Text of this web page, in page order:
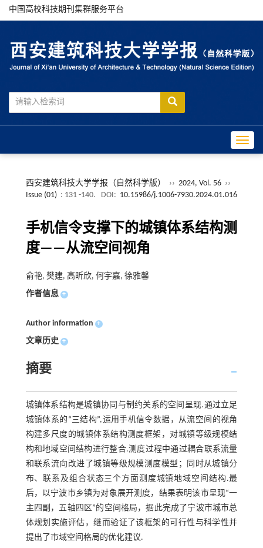
中国高校科技期刊集群服务平台
西安建筑科技大学学报（自然科学版） ›› 2024, Vol. 56 ››
Issue (01) : 131 -140. DOI: 10.15986/j.1006-7930.2024.01.016
手机信令支撑下的城镇体系结构测
度——从流空间视角
俞艳, 樊建, 高昕欣, 何宇嘉, 徐雅馨
作者信息 +
Author information +
文章历史 +
摘要
城镇体系结构是城镇协同与制约关系的空间呈现.通过立足
城镇体系的“三结构”,运用手机信令数据，从流空间的视角
构建多尺度的城镇体系结构测度框架，对城镇等级规模结
构和地域空间结构进行整合.测度过程中通过耦合联系流量
和联系流向改进了城镇等级规模测度模型；同时从城镇分
布、联系及组合状态三个方面测度城镇地域空间结构.最
后，以宁波市乡镇为对象展开测度，结果表明该市呈现“一
主四副，五轴四区”的空间格局，据此完成了宁波市城市总
体规划实施评估，继而验证了该框架的可行性与科学性并
提出了市域空间格局的优化建议.